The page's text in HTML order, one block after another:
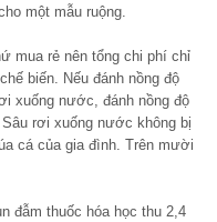
một mẫu ruộng.
mua rẻ nên tổng chi phí chỉ
biến. Nếu đánh nồng độ
xuống nước, đánh nồng độ
rơi xuống nước không bị
cá của gia đình. Trên mười
đẫm thuốc hóa học thu 2,4